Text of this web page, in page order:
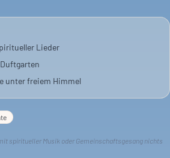
Bei gutem Wetter eine entspannte
Lieder
unter freiem Himmel
spiritueller Musik oder Gemeinschaftsgesang nichts